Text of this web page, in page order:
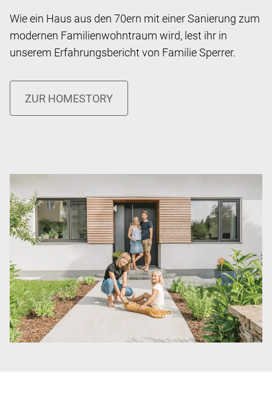
Wie ein Haus aus den 70ern mit einer Sanierung zum
modernen Familienwohntraum wird, lest ihr in
unserem Erfahrungsbericht von Familie Sperrer.